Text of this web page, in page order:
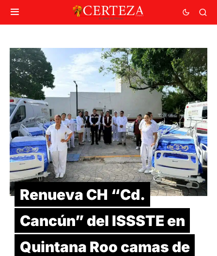
Renueva CH “Cd.
Cancún” del ISSSTE en
Quintana Roo camas de